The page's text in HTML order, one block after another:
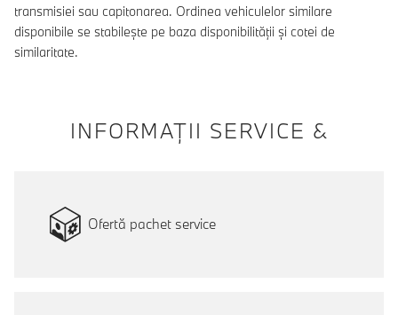
transmisiei sau capitonarea. Ordinea vehiculelor similare
disponibile se stabilește pe baza disponibilității și cotei de
similaritate.
INFORMAŢII SERVICE &
Ofertă pachet service